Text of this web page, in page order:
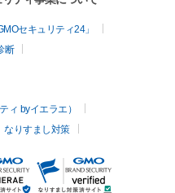
セキュリティ24」
断
ィ byイエラエ）
なりすまし対策